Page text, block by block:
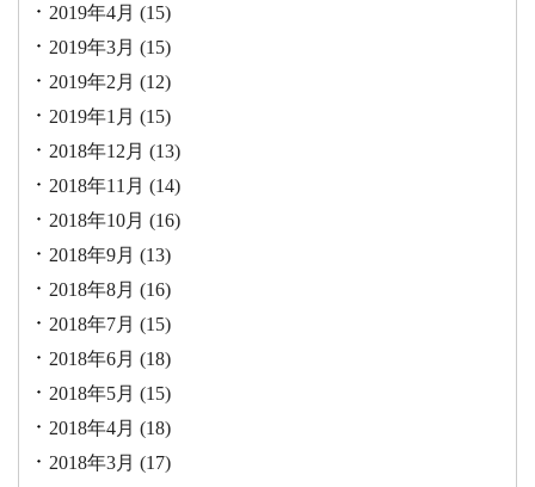
2019年4月 (15)
2019年3月 (15)
2019年2月 (12)
2019年1月 (15)
2018年12月 (13)
2018年11月 (14)
2018年10月 (16)
2018年9月 (13)
2018年8月 (16)
2018年7月 (15)
2018年6月 (18)
2018年5月 (15)
2018年4月 (18)
2018年3月 (17)